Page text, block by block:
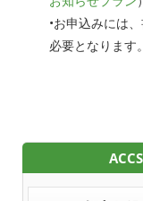
•お申込みには
必要となります。